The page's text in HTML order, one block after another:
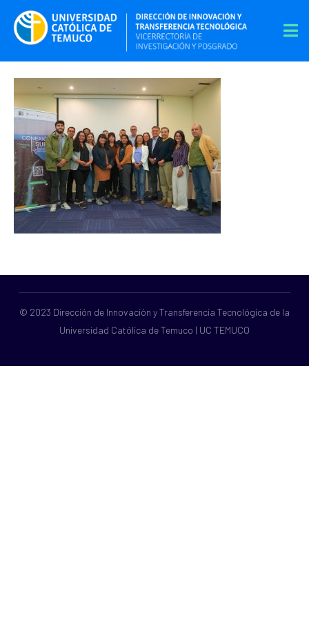
© 2023 Dirección de Innovación y Transferencia Tecnológica de la
Universidad Católica de Temuco | UC TEMUCO